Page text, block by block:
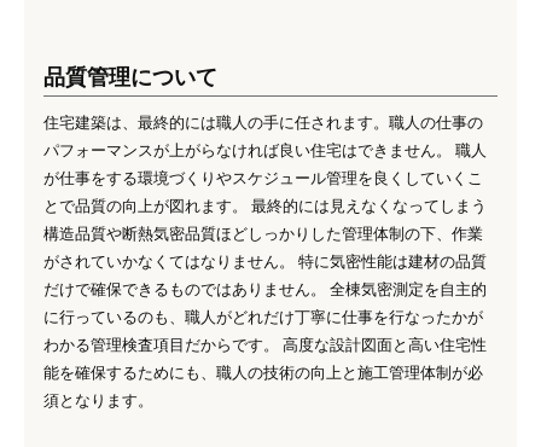
品質管理について
住宅建築は、最終的には職人の手に任されます。職人の仕事の
パフォーマンスが上がらなければ良い住宅はできません。 職人
が仕事をする環境づくりやスケジュール管理を良くしていくこ
とで品質の向上が図れます。 最終的には見えなくなってしまう
構造品質や断熱気密品質ほどしっかりした管理体制の下、作業
がされていかなくてはなりません。 特に気密性能は建材の品質
だけで確保できるものではありません。 全棟気密測定を自主的
に行っているのも、職人がどれだけ丁寧に仕事を行なったかが
わかる管理検査項目だからです。 高度な設計図面と高い住宅性
能を確保するためにも、職人の技術の向上と施工管理体制が必
須となります。